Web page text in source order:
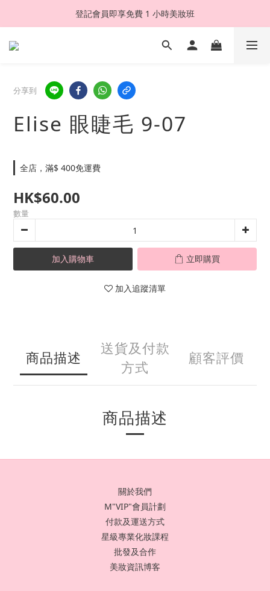
登記會員即享免費 1 小時美妝班
分享到
Elise 眼睫毛 9-07
全店，滿$ 400免運費
HK$60.00
數量
加入購物車 立即購買
加入追蹤清單
商品描述
送貨及付款
方式
顧客評價
商品描述
關於我們
M"VIP"會員計劃
付款及運送方式
星級專業化妝課程
批發及合作
美妝資訊博客